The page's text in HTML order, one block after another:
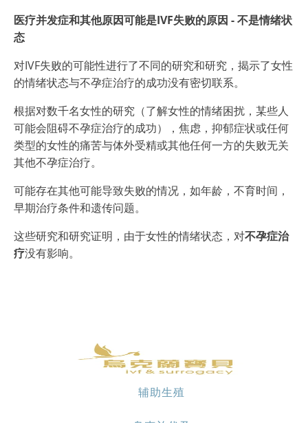
医疗并发症和其他原因可能是IVF失败的原因 - 不是情绪状
态
对IVF失败的可能性进行了不同的研究和研究，揭示了女性
的情绪状态与不孕症治疗的成功没有密切联系。
根据对数千名女性的研究（了解女性的情绪困扰，某些人
可能会阻碍不孕症治疗的成功），焦虑，抑郁症状或任何
类型的女性的痛苦与体外受精或其他任何一方的失败无关
其他不孕症治疗。
可能存在其他可能导致失败的情况，如年龄，不育时间，
早期治疗条件和遗传问题。
这些研究和研究证明，由于女性的情绪状态，对不孕症治
疗没有影响。
辅助生殖